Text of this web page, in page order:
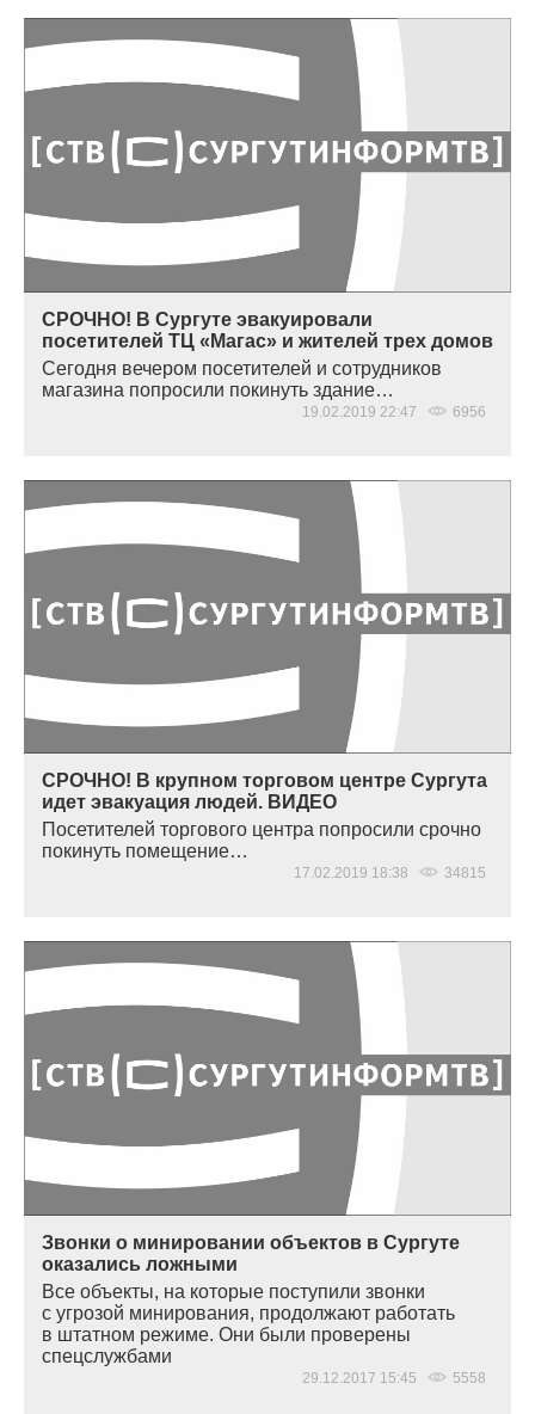
СРОЧНО! В Сургуте эвакуировали
посетителей ТЦ «Магас» и жителей трех домов
Сегодня вечером посетителей и сотрудников
магазина попросили покинуть здание…
19.02.2019 22:47 6956
СРОЧНО! В крупном торговом центре Сургута
идет эвакуация людей. ВИДЕО
Посетителей торгового центра попросили срочно
покинуть помещение…
17.02.2019 18:38 34815
Звонки о минировании объектов в Сургуте
оказались ложными
Все объекты, на которые поступили звонки
с угрозой минирования, продолжают работать
в штатном режиме. Они были проверены
спецслужбами
29.12.2017 15:45 5558